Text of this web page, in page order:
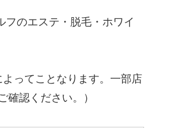
のエステ・脱毛・ホワイ
ってことなります。一部店
認ください。）